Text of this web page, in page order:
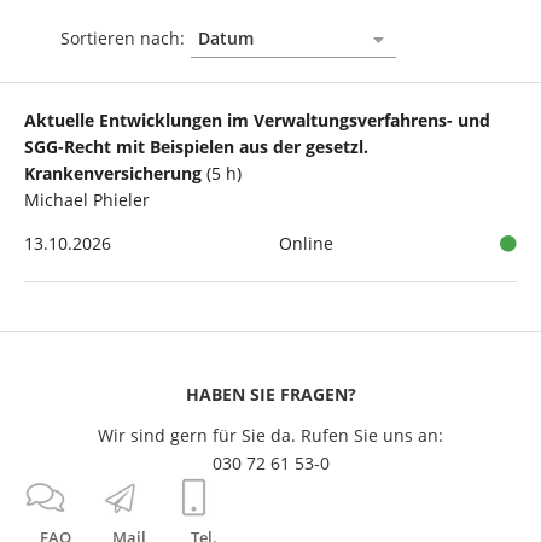
Sortieren nach:
Aktuelle Entwicklungen im Verwaltungsverfahrens- und
SGG-Recht mit Beispielen aus der gesetzl.
Krankenversicherung (5 h)
Michael Phieler
13.10.2026
Online
FAQ Mail Tel.
HABEN SIE FRAGEN?
Wir sind gern für Sie da. Rufen Sie uns an:
030 72 61 53-0